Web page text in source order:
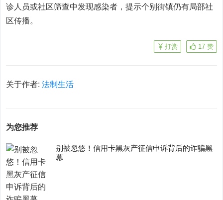
诊人员或社区筛查中发现感染者，提示个别街镇仍有局部社
区传播。
17 赞
打赏
关于作者:法制生活
为您推荐
别被忽悠！信用卡黑灰产征信申诉背后的诈骗黑
幕